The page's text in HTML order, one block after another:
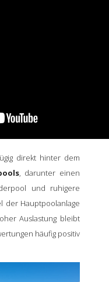
direkt hinter dem
, darunter einen
und ruhigere
der Hauptpoolanlage
Auslastung bleibt
häufig positiv